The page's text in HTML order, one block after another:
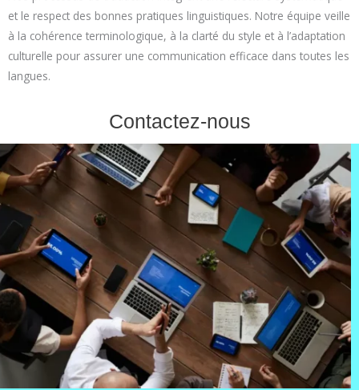
et le respect des bonnes pratiques linguistiques. Notre équipe veille
à la cohérence terminologique, à la clarté du style et à l’adaptation
culturelle pour assurer une communication efficace dans toutes les
langues.
Contactez-nous